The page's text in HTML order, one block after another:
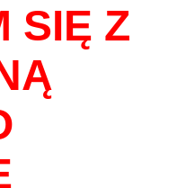
SIĘ Z